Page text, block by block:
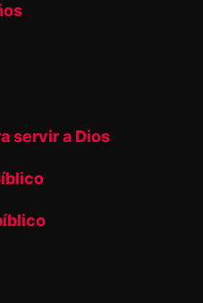
servir a Dios